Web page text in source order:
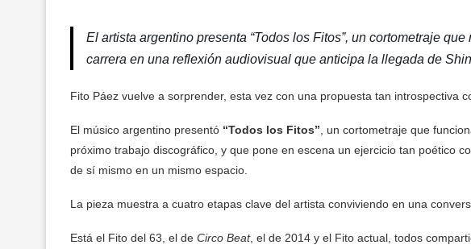
El artista argentino presenta “Todos los Fitos”, un cortometraje
carrera en una reflexión audiovisual que anticipa la llegada de
Fito Páez vuelve a sorprender, esta vez con una propuesta tan introspectiva
El músico argentino presentó “Todos los Fitos” , un cortometraje que
próximo trabajo discográfico, y que pone en escena un ejercicio tan poético
de sí mismo en un mismo espacio.
La pieza muestra a cuatro etapas clave del artista conviviendo en una
Está el Fito del 63, el de Circo Beat, el de 2014 y el Fito actual, todos